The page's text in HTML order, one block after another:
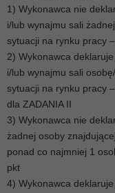
1) Wykonawca nie
i/lub wynajmu sali
sytuacji na rynku pracy
2) Wykonawca
i/lub wynajmu sali
sytuacji na rynku pracy
dla ZADANIA II
3) Wykonawca nie
żadnej osoby
ponad co najmniej 1
pkt
4) Wykonawca